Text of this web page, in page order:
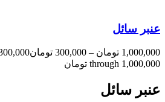
عنبر سائل
1,000,000 تومان –
300,000 تومان
through 1,000,000 تومان
عنبر سائل